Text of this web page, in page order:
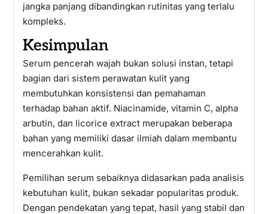
jangka panjang dibandingkan rutinitas yang terlalu
kompleks.
Kesimpulan
Serum pencerah wajah bukan solusi instan, tetapi
bagian dari sistem perawatan kulit yang
membutuhkan konsistensi dan pemahaman
terhadap bahan aktif. Niacinamide, vitamin C, alpha
arbutin, dan licorice extract merupakan beberapa
bahan yang memiliki dasar ilmiah dalam membantu
mencerahkan kulit.
Pemilihan serum sebaiknya didasarkan pada analisis
kebutuhan kulit, bukan sekadar popularitas produk.
Dengan pendekatan yang tepat, hasil yang stabil dan